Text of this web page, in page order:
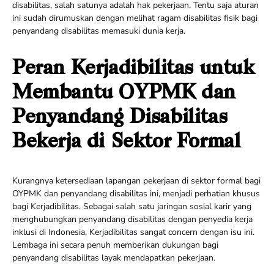
disabilitas, salah satunya adalah hak pekerjaan. Tentu saja aturan
ini sudah dirumuskan dengan melihat ragam disabilitas fisik bagi
penyandang disabilitas memasuki dunia kerja.
Peran Kerjadibilitas untuk
Membantu OYPMK dan
Penyandang Disabilitas
Bekerja di Sektor Formal
Kurangnya ketersediaan lapangan pekerjaan di sektor formal bagi
OYPMK dan penyandang disabilitas ini, menjadi perhatian khusus
bagi Kerjadibilitas. Sebagai salah satu jaringan sosial karir yang
menghubungkan penyandang disabilitas dengan penyedia kerja
inklusi di Indonesia, Kerjadibilitas sangat concern dengan isu ini.
Lembaga ini secara penuh memberikan dukungan bagi
penyandang disabilitas layak mendapatkan pekerjaan.